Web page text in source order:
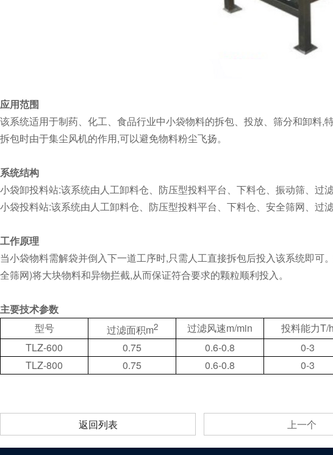
应用范围
该系统适用于制药、化工、食品行业中小袋物料的拆包、投放、筛分和卸料,
拆包时由于集尘风机的作用,可以避免物料粉尘飞扬。
系统结构
小袋卸投料站:该系统由人工卸料仓、防压型投料平台、下料仓、振动筛、过
小袋投料站:该系统由人工卸料仓、防压型投料平台、下料仓、安全筛网、过
工作原理
当小袋物料需解袋并倒入下一道工序时,只需人工直接拆包后投入该系统即
全筛网)将大块物料和异物拦截,从而保证符合要求的颗粒顺利投入。
主要技术参数
型号
过滤面积m2 过滤风速m/min 投料能力T/h
TLZ-600
0.75 0.6-0.8 0-3
TLZ-800
0.75 0.6-0.8 0-3
返回列表 上一个